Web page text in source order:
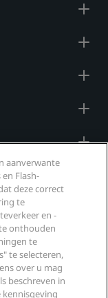
aanverwante
Flash-
deze correct
te
en -
onthouden
te
te selecteren,
over u mag
beschreven in
kennisgeving